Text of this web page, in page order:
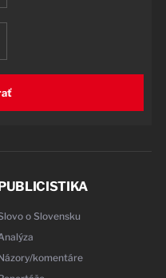
o Slovensku
komentáre